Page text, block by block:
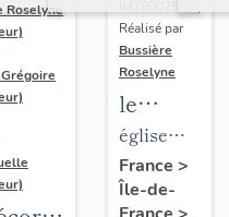
Roselyne
Réalisé par
Bussière
Roselyne
le
mobilier
de
l'église
église
paroissiale
Saint-
France >
Île-de-